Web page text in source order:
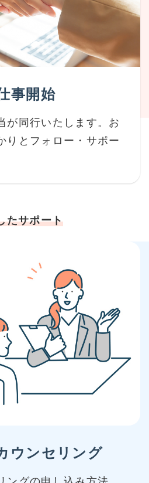
事開始
が同行いたします。お
りとフォロー・サポー
たサポート
ウンセリング